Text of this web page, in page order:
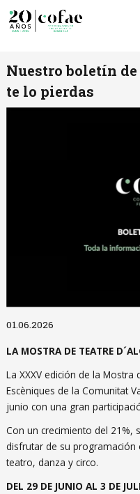
Nuestro boletín
te lo pierdas
01.06.2026
LA MOSTRA DE TEATRE
La XXXV edición de la
Escèniques de la Comunitat
junio con una gran
Con un crecimiento del 21%,
disfrutar de su programación
teatro, danza y circo.
DEL 29 DE JUNIO AL 3 DE